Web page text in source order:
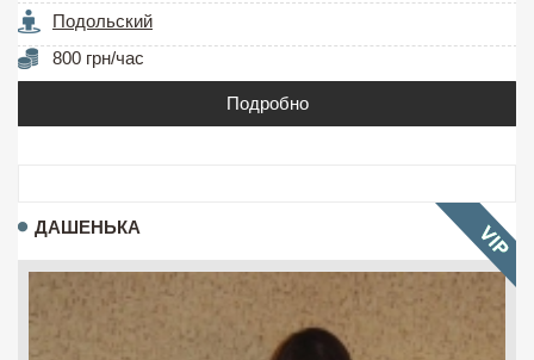
Подольский
800 грн/час
Подробно
ДАШЕНЬКА